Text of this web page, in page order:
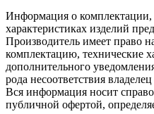
Информация о комплектации,
характеристиках изделий
Производитель имеет право
комплектацию, технические
дополнительного
рода несоответствия
Вся информация носит
публичной офертой,